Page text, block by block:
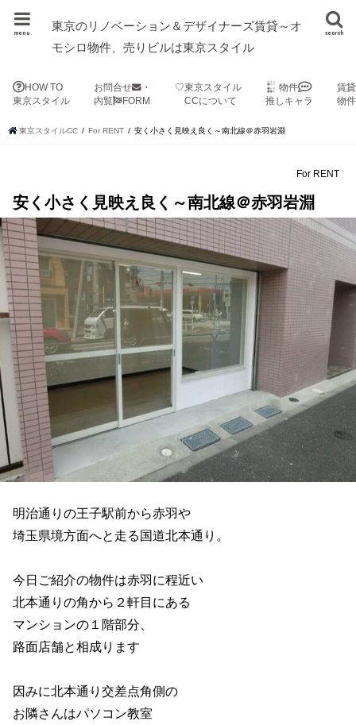
東京のリノベーション＆デザイナーズ賃貸～オ
モシロ物件、売りビルは東京スタイル
search
menu
HOW TO
東京スタイル
お問合せ
・
内覧
FORM
♡東京スタイル
CCについて
物件
推しキャラ
賃
物
東京スタイルCC For RENT 安く小さく見映え良く～南北線＠赤羽岩淵
For RENT
安く小さく見映え良く～南北線＠赤羽岩淵
明治通りの王子駅前から赤羽や
埼玉県境方面へと走る国道北本通り。
今日ご紹介の物件は赤羽に程近い
北本通りの角から２軒目にある
マンションの１階部分、
路面店舗と相成ります
因みに北本通り交差点角側の
お隣さんはパソコン教室